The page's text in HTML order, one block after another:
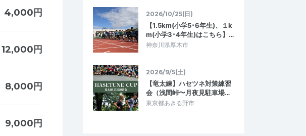
4,000円
12,000円
8,000円
9,000円
2026/10/25(日)
【1.5km(小学5･6年生)、１k
m(小学3･4年生)はこちら】…
神奈川県厚木市
2026/9/5(土)
【竜太練】ハセツネ対策練習
会（浅間峠〜月夜見駐車場…
東京都あきる野市